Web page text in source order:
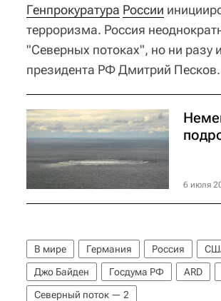
Генпрокуратура России
терроризма. Россия
"Северных потоках", но ни разу
президента РФ Дмитрий Песков.
6 июля
В мире Германия Россия
Джо Байден
Госдума РФ ARD
Северный поток — 2